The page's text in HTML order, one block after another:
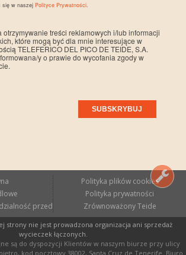
się w naszej Polityce Prywatności.
otrzymywanie treści reklamowych i/lub informacji
które mogą być dla mnie interesujące w
TELEFERICO DEL PICO DE TEIDE, S.A.
y o prawie do wycofania zgody w
Polityka plików cookies
Polityka prywatności
przedsiębiorstwZrównoważony Teide
strony nie jest prowadzona organizacja ani sprzedaż
wycieczek łączonych.
są do dyspozycji Klientów w naszym biurze przy ulicy
kod pocztowy 38002, Santa Cruz de Tenerife. Biuro